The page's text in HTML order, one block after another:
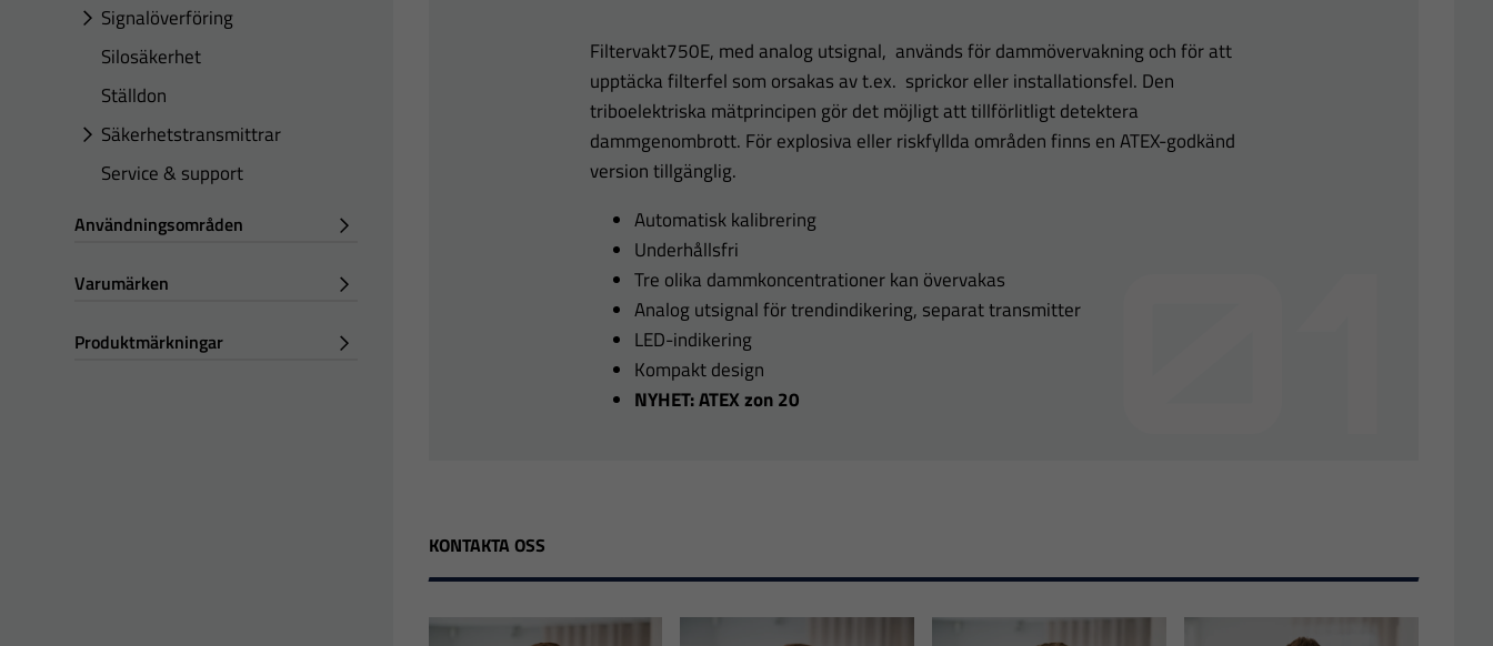
Signalöverföring
Silosäkerhet
Ställdon
Säkerhetstransmittrar
Service & support
Användningsområden
Varumärken
Produktmärkningar
Filtervakt750E, med analog utsignal, används för dammövervakning och för att
upptäcka filterfel som orsakas av t.ex. sprickor eller installationsfel. Den
triboelektriska mätprincipen gör det möjligt att tillförlitligt detektera
dammgenombrott. För explosiva eller riskfyllda områden finns en ATEX-godkänd
version tillgänglig.
Automatisk kalibrering
Underhållsfri
Tre olika dammkoncentrationer kan övervakas
Analog utsignal för trendindikering, separat transmitter
LED-indikering
Kompakt design
NYHET:ATEX zon 20
KONTAKTA OSS